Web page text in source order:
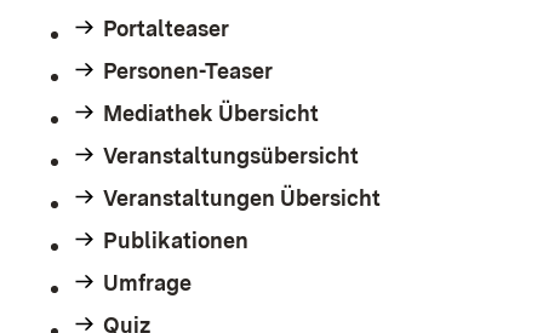
Portalteaser
Personen-Teaser
Mediathek Übersicht
Veranstaltungsübersicht
Veranstaltungen Übersicht
Publikationen
Umfrage
Quiz